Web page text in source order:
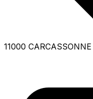
11000 CARCASSONNE